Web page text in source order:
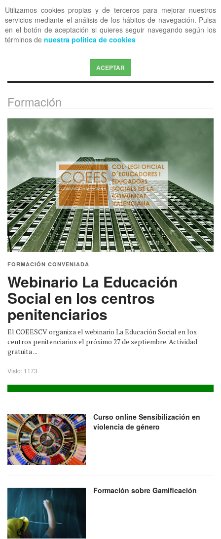
Utilizamos cookies propias y de terceros para mejorar nuestros
servicios mediante el análisis de los hábitos de navegación. Pulsa
en el botón de aceptación si quieres seguir navegando según los
términos de nuestra política de cookies
ACEPTAR
OFF CANVAS
Formación
FORMACIÓN CONVENIADA
Webinario La Educación
Social en los centros
penitenciarios
El COEESCV organiza el webinario La Educación Social en los
centros penitenciarios el próximo 27 de septiembre. Actividad
gratuita ...
Visto: 1173
Curso online Sensibilización en
violencia de género
Formación sobre Gamificación